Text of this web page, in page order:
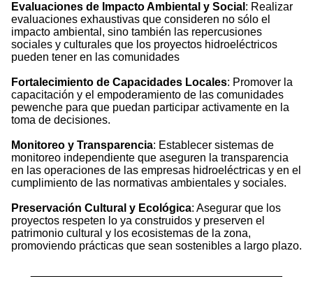
Evaluaciones de Impacto Ambiental y Social : Realizar
evaluaciones exhaustivas que consideren no sólo el
impacto ambiental, sino también las repercusiones
sociales y culturales que los proyectos hidroeléctricos
pueden tener en las comunidades
Fortalecimiento de Capacidades Locales: Promover la
capacitación y el empoderamiento de las comunidades
pewenche para que puedan participar activamente en la
toma de decisiones.
Monitoreo y Transparencia: Establecer sistemas de
monitoreo independiente que aseguren la transparencia
en las operaciones de las empresas hidroeléctricas y en el
cumplimiento de las normativas ambientales y sociales.
Preservación Cultural y Ecológica: Asegurar que los
proyectos respeten lo ya construidos y preserven el
patrimonio cultural y los ecosistemas de la zona,
promoviendo prácticas que sean sostenibles a largo plazo.